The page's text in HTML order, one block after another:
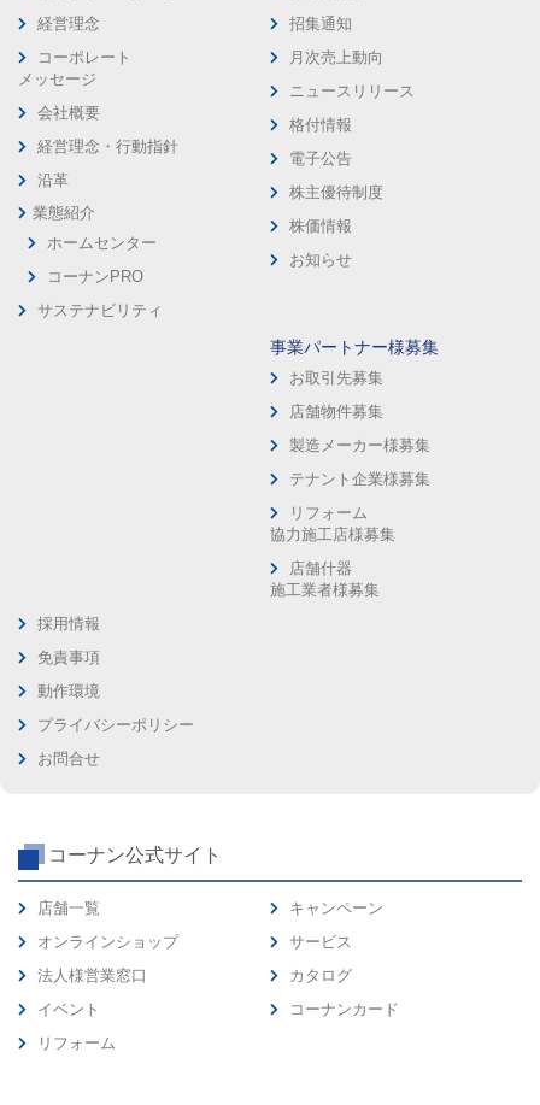
経営理念
コーポレート
メッセージ
会社概要
経営理念・行動指針
沿革
業態紹介
ホームセンター
コーナンPRO
サステナビリティ
招集通知
月次売上動向
ニュースリリース
格付情報
電子公告
株主優待制度
株価情報
お知らせ
事業パートナー様募集
お取引先募集
店舗物件募集
製造メーカー様募集
テナント企業様募集
リフォーム
協力施工店様募集
店舗什器
施工業者様募集
採用情報
免責事項
動作環境
プライバシーポリシー
お問合せ
コーナン公式サイト
店舗一覧
オンラインショップ
法人様営業窓口
イベント
リフォーム
キャンペーン
サービス
カタログ
コーナンカード